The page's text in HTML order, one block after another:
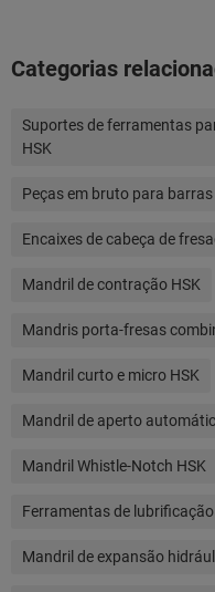
Categorias
Suportes de ferramentas
HSK
Peças em bruto para
Encaixes de cabeça de
Mandril de contração HSK
Mandris porta-fresas
Mandril curto e micro HSK
Mandril de aperto
Mandril Whistle-Notch HSK
Ferramentas de lubrificação
Mandril de expansão